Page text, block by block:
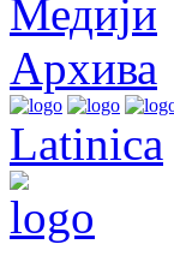
Медији
Архива
Latinica